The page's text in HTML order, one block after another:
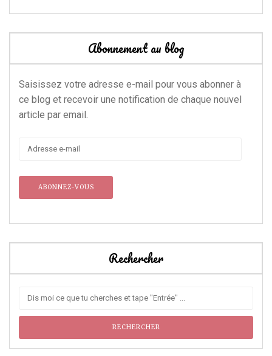
Abonnement au blog
Saisissez votre adresse e-mail pour vous abonner à
ce blog et recevoir une notification de chaque nouvel
article par email.
Adresse
mail
Rechercher